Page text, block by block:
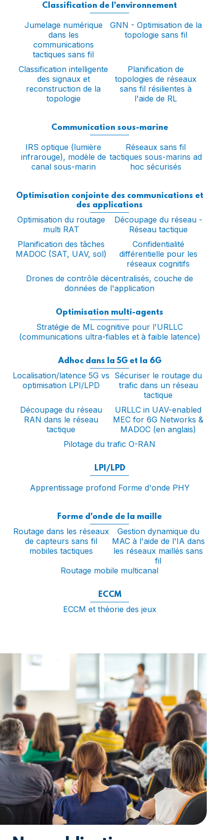
Classification de l'environnement
Jumelage numérique
dans les
communications
tactiques sans fil
GNN - Optimisation de la
topologie sans fil
Classification intelligente
des signaux et
reconstruction de la
topologie
Planification de
topologies de réseaux
sans fil résilientes à
l'aide de RL
Communication sous-marine
IRS optique (lumière
infrarouge), modèle de
canal sous-marin
Réseaux sans fil
tactiques sous-marins ad
hoc sécurisés
Optimisation conjointe des communications et
des applications
Optimisation du routage
multi RAT
Découpage du réseau -
Réseau tactique
Planification des tâches
MADOC (SAT, UAV, sol)
Confidentialité
différentielle pour les
réseaux cognitifs
Drones de contrôle décentralisés, couche de
données de l'application
Optimisation multi-agents
Stratégie de ML cognitive pour l'URLLC
(communications ultra-fiables et à faible latence)
Adhoc dans la 5G et la 6G
Localisation/latence 5G vs
optimisation LPI/LPD
Sécuriser le routage du
trafic dans un réseau
tactique
Découpage du réseau
RAN dans le réseau
tactique
URLLC in UAV-enabled
MEC for 6G Networks &
MADOC (en anglais)
Pilotage du trafic O-RAN
LPI/LPD
Apprentissage profond Forme d'onde PHY
Forme d'onde de la maille
Routage dans les réseaux
de capteurs sans fil
mobiles tactiques
Gestion dynamique du
MAC à l'aide de l'IA dans
les réseaux maillés sans
fil
Routage mobile multicanal
ECCM
ECCM et théorie des jeux